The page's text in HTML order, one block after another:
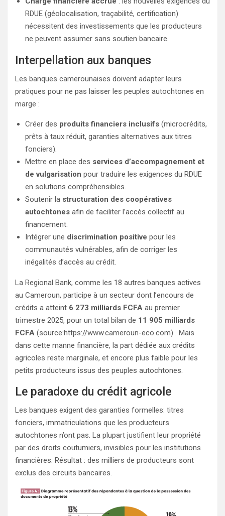
RDUE (géolocalisation, traçabilité, certification)
nécessitent des investissements que les producteurs
ne peuvent assumer sans soutien bancaire.
Interpellation aux banques
Les banques camerounaises doivent adapter leurs
pratiques pour ne pas laisser les peuples autochtones en
marge :
Créer des produits financiers inclusifs (microcrédits,
prêts à taux réduit, garanties alternatives aux titres
fonciers).
Mettre en place des services d’accompagnement et
de vulgarisation pour traduire les exigences du RDUE
en solutions compréhensibles.
Soutenir la structuration des coopératives
autochtones afin de faciliter l’accès collectif au
financement.
Intégrer une discrimination positive pour les
communautés vulnérables, afin de corriger les
inégalités d’accès au crédit.
La Regional Bank, comme les 18 autres banques actives
au Cameroun, participe à un secteur dont l’encours de
crédits a atteint 6 273 milliards FCFA au premier
trimestre 2025, pour un total bilan de 11 905 milliards
FCFA (source:https://www.cameroun-eco.com) . Mais
dans cette manne financière, la part dédiée aux crédits
agricoles reste marginale, et encore plus faible pour les
petits producteurs issus des peuples autochtones.
Le paradoxe du crédit agricole
Les banques exigent des garanties formelles: titres
fonciers, immatriculations que les producteurs
autochtones n’ont pas. La plupart justifient leur propriété
par des droits coutumiers, invisibles pour les institutions
financières. Résultat : des milliers de producteurs sont
exclus des circuits bancaires.